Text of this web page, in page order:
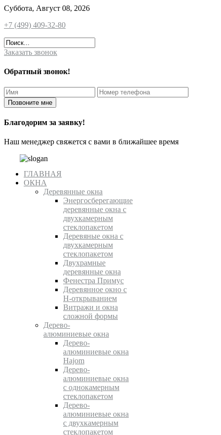
Суббота, Август 08, 2026
+7 (499) 409-32-80
Заказать звонок
Обратный звонок!
Благодорим за заявку!
Наш менеджер свяжется с вами в ближайшее время
ГЛАВНАЯ
ОКНА
Деревянные окна
Энергосберегающие
деревянные окна с
двухкамерным
стеклопакетом
Деревяные окна с
двухкамерным
стеклопакетом
Двухрамные
деревянные окна
Фенестра Примус
Деревянное окно с
Н-открыванием
Витражи и окна
сложной формы
Дерево-
алюминиевые окна
Дерево-
алюминиевые окна
Hajom
Дерево-
алюминиевые окна
с однокамерным
стеклопакетом
Дерево-
алюминиевые окна
с двухкамерным
стеклопакетом